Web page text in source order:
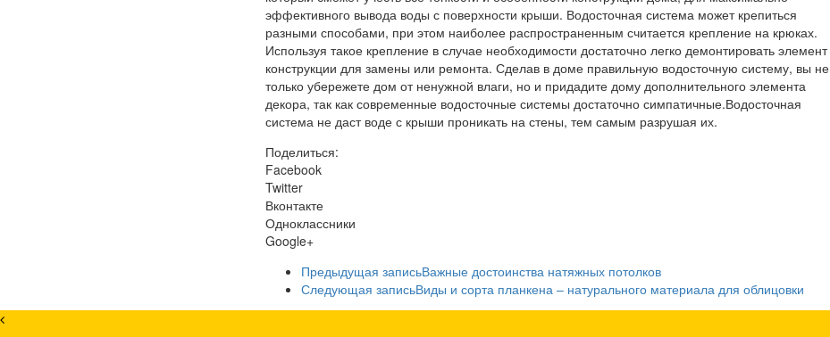
эффективного вывода воды с поверхности крыши. Водосточная система может крепиться
разными способами, при этом наиболее распространенным считается крепление на крюках.
Используя такое крепление в случае необходимости достаточно легко демонтировать элемент
конструкции для замены или ремонта. Сделав в доме правильную водосточную систему, вы не
только убережете дом от ненужной влаги, но и придадите дому дополнительного элемента
декора, так как современные водосточные системы достаточно симпатичные.Водосточная
система не даст воде с крыши проникать на стены, тем самым разрушая их.
Поделиться:
Facebook
Twitter
Вконтакте
Одноклассники
Google+
Предыдущая записьВажные достоинства натяжных потолков
Следующая записьВиды и сорта планкена – натурального материала для облицовки